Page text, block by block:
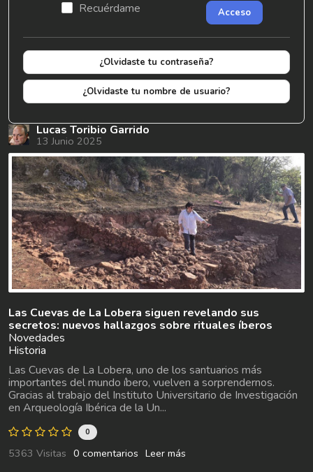
Recuérdame Acceso
¿Olvidaste tu contraseña?
¿Olvidaste tu nombre de usuario?
Lucas Toribio Garrido
13 Junio 2025
Las Cuevas de La Lobera siguen revelando sus
secretos: nuevos hallazgos sobre rituales íberos
Novedades
Historia
Las Cuevas de La Lobera, uno de los santuarios más
importantes del mundo íbero, vuelven a sorprendernos.
Gracias al trabajo del Instituto Universitario de Investigación
en Arqueología Ibérica de la Un...
0
5363 Visitas 0 comentarios Leer más